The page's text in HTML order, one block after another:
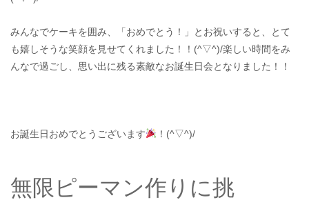
みんなでケーキを囲み、「おめでとう！」とお祝いすると、とて
も嬉しそうな笑顔を見せてくれました！！(^▽^)/楽しい時間をみ
んなで過ごし、思い出に残る素敵なお誕生日会となりました！！
お誕生日おめでとうございます ！(^▽^)/
無限ピーマン作りに挑